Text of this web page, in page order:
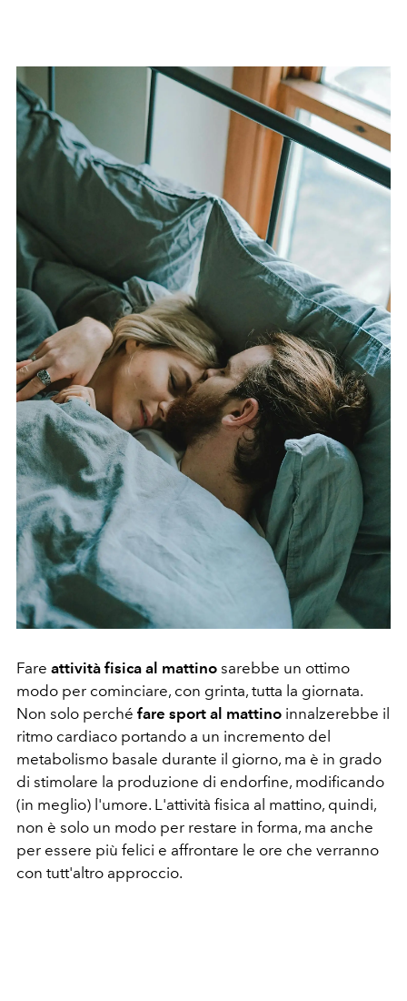
Fare attività fisica al mattino sarebbe un ottimo
modo per cominciare, con grinta, tutta la giornata.
Non solo perché fare sport al mattino innalzerebbe il
ritmo cardiaco portando a un incremento del
metabolismo basale durante il giorno, ma è in grado
di stimolare la produzione di endorfine, modificando
(in meglio) l'umore. L'attività fisica al mattino, quindi,
non è solo un modo per restare in forma, ma anche
per essere più felici e affrontare le ore che verranno
con tutt'altro approccio.